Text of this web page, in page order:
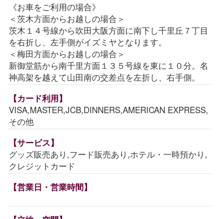
《お車をご利用の場合》
＜茨木方面からお越しの場合＞
茨木１４号線から吹田大阪方面に南下し千里丘７丁目
を右折し、左手側がイズミヤとなります。
＜梅田方面からお越しの場合＞
新御堂筋から南千里方面１３５号線を東に１０分。名
神高架を越えて山田南の交差点を左折し、右手側。
【カード利用】
VISA,MASTER,JCB,DINNERS,AMERICAN EXPRESS,
その他
【サービス】
グッズ販売あり,フード販売あり,ホテル・一時預かり,
クレジットカード
【営業日・営業時間】